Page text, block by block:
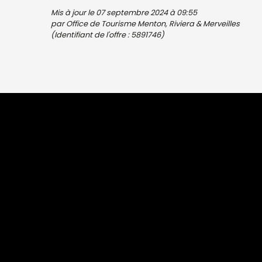
Mis à jour le 07 septembre 2024 à 09:55
par Office de Tourisme Menton, Riviera & Merveilles
(Identifiant de l'offre :5891746)